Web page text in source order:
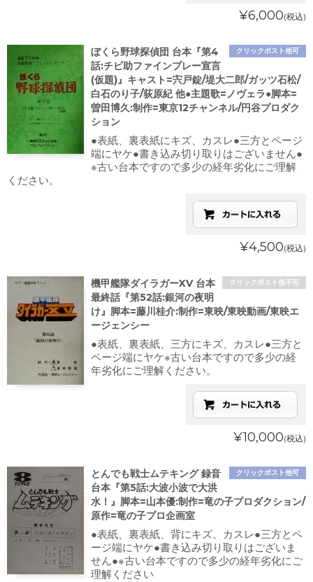
¥6,000(税込)
クリックポスト他可
ぼくら野球探偵団 台本『第4
話:チビ助ファインプレー宣言
(仮題)』キャスト=宍戸錠/堤大二郎/ガッツ石松/
白石のり子/荻原紀 他●主題歌=ノヴェラ●脚本=
曽田博久:制作=東京12チャンネル/円谷プロダク
ション
●表紙、裏表紙にキズ、カスレ●三方とページ
端にヤケ●書き込み切り取りはございません●
※古い台本ですので多少の経年劣化にご理解
ください。
¥4,500(税込)
クリックポスト他不可
機甲艦隊ダイラガーXV 台本
最終話『第52話:銀河の夜明
け』脚本=藤川桂介:制作=東映/東映動画/東映エ
ージェンシー
●表紙、裏表紙、三方にキズ、カスレ●三方と
ページ端にヤケ※古い台本ですので多少の経
年劣化にご理解ください。
¥10,000(税込)
クリックポスト他可
とんでも戦士ムテキング 録音
台本『第5話:大波小波で大洪
水！』脚本=山本優:制作=竜の子プロダクション/
原作=竜の子プロ企画室
●表紙、裏表紙、背にキズ、カスレ●三方とペ
ージ端にヤケ●書き込み切り取りはございま
せん●※古い台本ですので多少の経年劣化にご
理解ください